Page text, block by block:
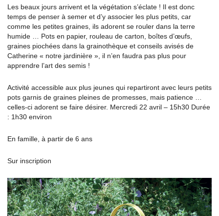
Les beaux jours arrivent et la végétation s’éclate ! Il est donc
temps de penser à semer et d’y associer les plus petits, car
comme les petites graines, ils adorent se rouler dans la terre
humide … Pots en papier, rouleau de carton, boîtes d’œufs,
graines piochées dans la grainothèque et conseils avisés de
Catherine « notre jardinière », il n’en faudra pas plus pour
apprendre l’art des semis !
Activité accessible aux plus jeunes qui repartiront avec leurs petits
pots garnis de graines pleines de promesses, mais patience …
celles-ci adorent se faire désirer. Mercredi 22 avril – 15h30 Durée
: 1h30 environ
En famille, à partir de 6 ans
Sur inscription